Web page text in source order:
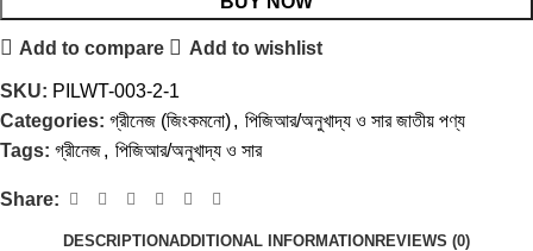
Add to compare Add to wishlist
SKU: PILWT-003-2-1
Categories: গ্রীনেজ (জিংকমনো), পিজিআর/অনুখাদ্য ও সার জাতীয় পণ্য
Tags: গ্রীনেজ, পিজিআর/অনুখাদ্য ও সার
Share:
DESCRIPTIONADDITIONAL INFORMATION REVIEWS (0)